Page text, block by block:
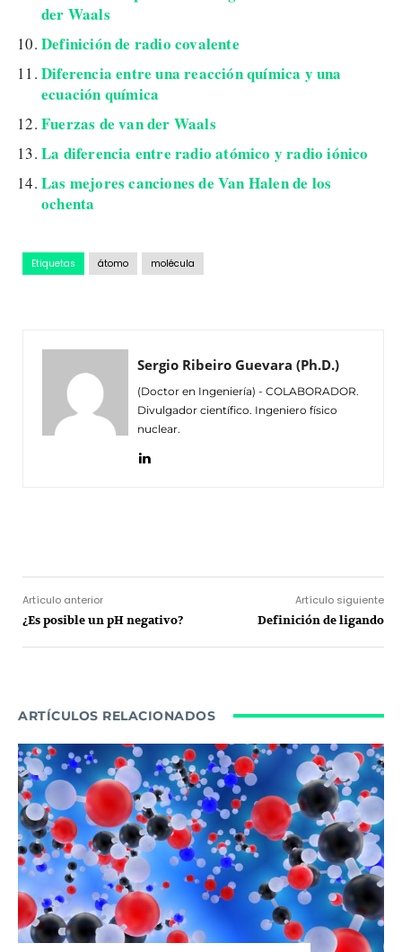
der Waals
Definición de radio covalente
Diferencia entre una reacción química y una
ecuación química
Fuerzas de van der Waals
La diferencia entre radio atómico y radio iónico
Las mejores canciones de Van Halen de los
ochenta
Etiquetas átomo molécula
Sergio Ribeiro Guevara (Ph.D.)
(Doctor en Ingeniería) - COLABORADOR.
Divulgador científico. Ingeniero físico
nuclear.
Artículo anterior
¿Es posible un pH negativo?
Artículo siguiente
Definición de ligando
ARTÍCULOS RELACIONADOS